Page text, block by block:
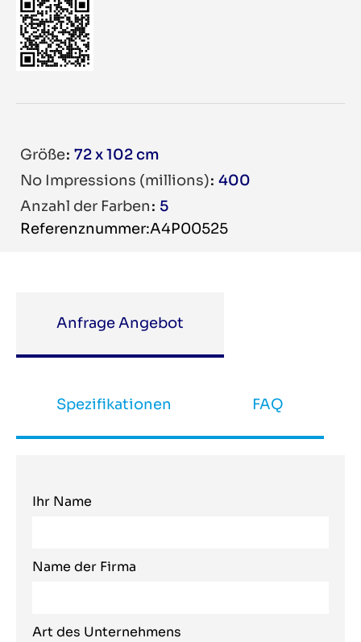
Größe 72 x 102 cm
No Impressions (millions) 400
Anzahl der Farben 5
Referenznummer:A4P00525
Anfrage Angebot
Spezifikationen FAQ
Ihr Name
Name der Firma
Art des Unternehmens